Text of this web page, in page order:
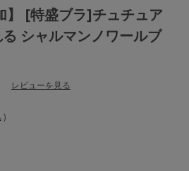
】 [特盛ブラ]チュチュア
シャルマンノワールブ
レビューを見る